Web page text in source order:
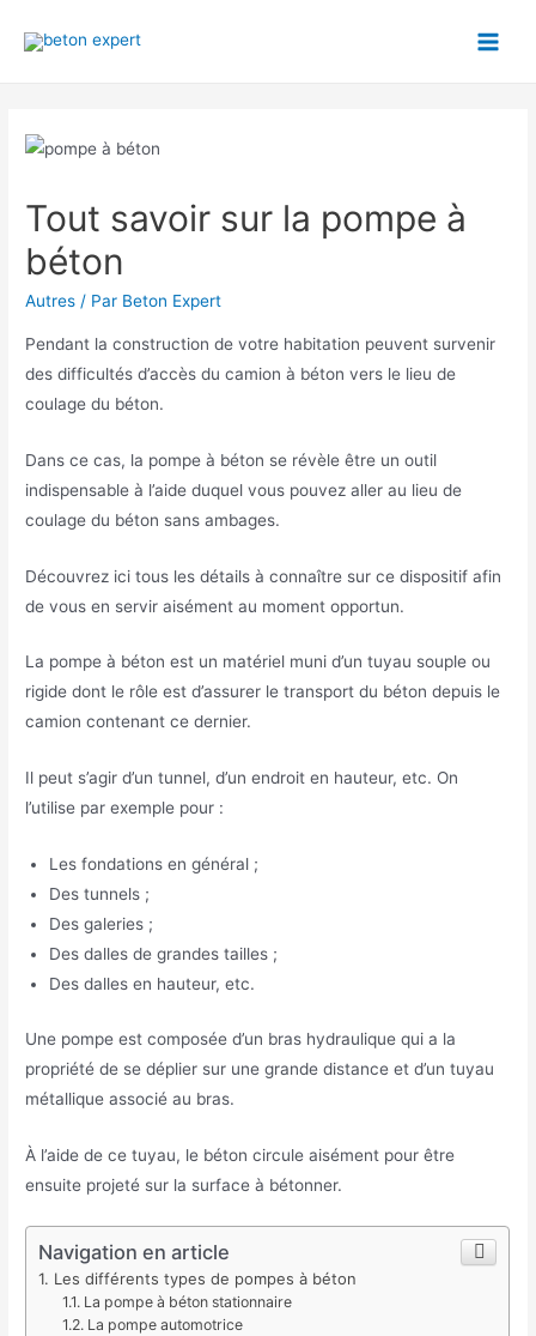
Main
Tout savoir sur la pompe à
béton
Autres / Par Beton Expert
Pendant la construction de votre habitation peuvent survenir
des difficultés d’accès du camion à béton vers le lieu de
coulage du béton.
Dans ce cas, la pompe à béton se révèle être un outil
indispensable à l’aide duquel vous pouvez aller au lieu de
coulage du béton sans ambages.
Découvrez ici tous les détails à connaître sur ce dispositif afin
de vous en servir aisément au moment opportun.
La pompe à béton est un matériel muni d’un tuyau souple ou
rigide dont le rôle est d’assurer le transport du béton depuis le
camion contenant ce dernier.
Il peut s’agir d’un tunnel, d’un endroit en hauteur, etc. On
l’utilise par exemple pour :
Les fondations en général ;
Des tunnels ;
Des galeries ;
Des dalles de grandes tailles ;
Des dalles en hauteur, etc.
Une pompe est composée d’un bras hydraulique qui a la
propriété de se déplier sur une grande distance et d’un tuyau
métallique associé au bras.
À l’aide de ce tuyau, le béton circule aisément pour être
ensuite projeté sur la surface à bétonner.
Navigation en article
Les différents types de pompes à béton
La pompe à béton stationnaire
La pompe automotrice